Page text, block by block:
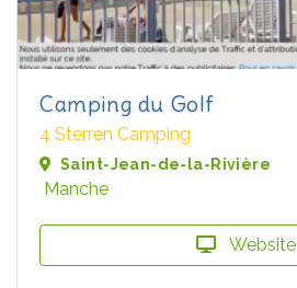
Camping du Golf
4 Sterren Camping
Saint-Jean-de-la-Rivière
Manche
Website